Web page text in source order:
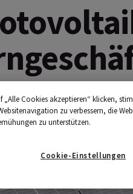
„Alle Cookies akzeptieren“ klicken,
zu verbessern, die
zu unterstützen.
Cookie-Einstellungen